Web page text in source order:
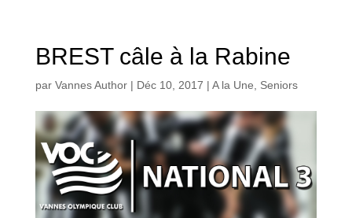
BREST câle à la Rabine
par Vannes Author| Déc 10, 2017 | A la Une, Seniors